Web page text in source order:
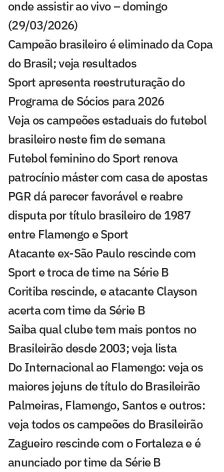
onde assistir ao vivo – domingo
(29/03/2026)
Campeão brasileiro é eliminado da Copa
do Brasil; veja resultados
Sport apresenta reestruturação do
Programa de Sócios para 2026
Veja os campeões estaduais do futebol
brasileiro neste fim de semana
Futebol feminino do Sport renova
patrocínio máster com casa de apostas
PGR dá parecer favorável e reabre
disputa por título brasileiro de 1987
entre Flamengo e Sport
Atacante ex-São Paulo rescinde com
Sport e troca de time na Série B
Coritiba rescinde, e atacante Clayson
acerta com time da Série B
Saiba qual clube tem mais pontos no
Brasileirão desde 2003; veja lista
Do Internacional ao Flamengo: veja os
maiores jejuns de título do Brasileirão
Palmeiras, Flamengo, Santos e outros:
veja todos os campeões do Brasileirão
Zagueiro rescinde com o Fortaleza e é
anunciado por time da Série B